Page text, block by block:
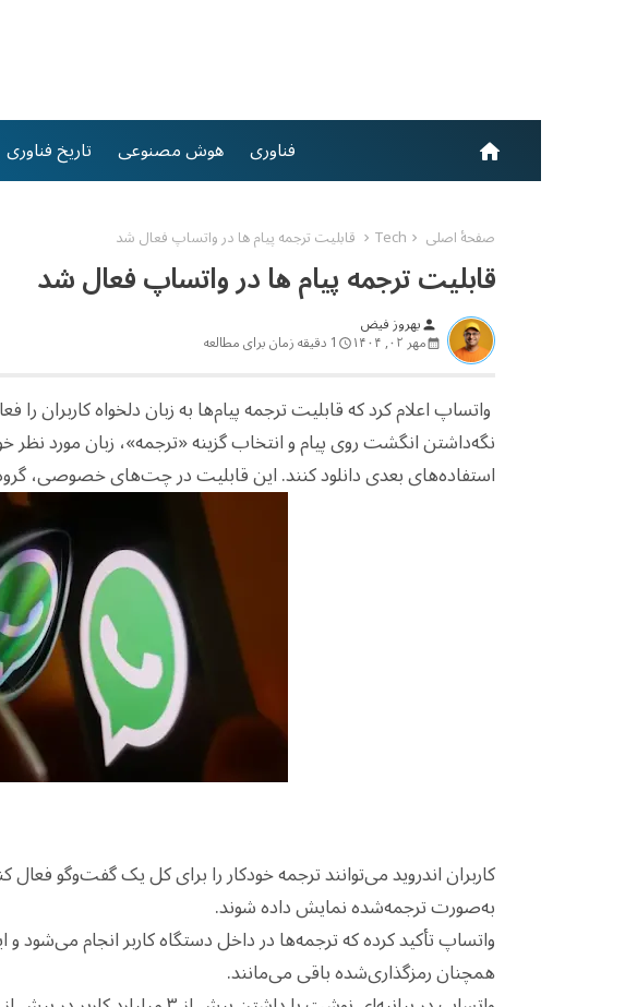
home فناوری هوش مصنوعی تاریخ فناوری
صفحهٔ اصلی Tech قابلیت ترجمه پیام ها در واتساپ فعال شد
قابلیت ترجمه پیام ها در واتساپ فعال شد
person بهروز فیض
مهر ۰۲, ۱۴۰۴ 1 دقیقه زمان برای مطالعه
واتساپ اعلام کرد که قابلیت ترجمه پیام‌ها به زبان دلخواه کاربران
نگه‌داشتن انگشت روی پیام و انتخاب گزینه «ترجمه»، زبان مورد نظر
استفاده‌های بعدی دانلود کنند. این قابلیت در چت‌های خصوصی،
کاربران اندروید می‌توانند ترجمه خودکار را برای کل یک گفت‌وگو فعال
به‌صورت ترجمه‌شده نمایش داده شوند.
واتساپ تأکید کرده که ترجمه‌ها در داخل دستگاه کاربر انجام می‌شود
همچنان رمزگذاری‌شده باقی می‌مانند.